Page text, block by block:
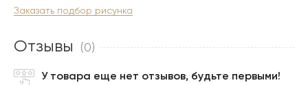
Заказать подбор рисунка
Отзывы (0)
У товара еще нет отзывов, будьте первыми!